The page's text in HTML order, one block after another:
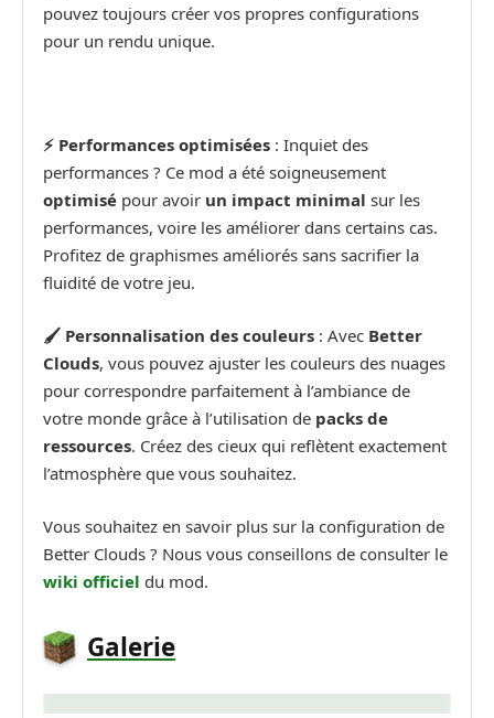
pouvez toujours créer vos propres configurations
pour un rendu unique.
⚡ Performances optimisées : Inquiet des
performances ? Ce mod a été soigneusement
optimisé pour avoir un impact minimal sur les
performances, voire les améliorer dans certains cas.
Profitez de graphismes améliorés sans sacrifier la
fluidité de votre jeu.
🖌️ Personnalisation des couleurs : Avec Better
Clouds, vous pouvez ajuster les couleurs des nuages
pour correspondre parfaitement à l’ambiance de
votre monde grâce à l’utilisation de packs de
ressources. Créez des cieux qui reflètent exactement
l’atmosphère que vous souhaitez.
Vous souhaitez en savoir plus sur la configuration de
Better Clouds ? Nous vous conseillons de consulter le
wiki officiel du mod.
Galerie